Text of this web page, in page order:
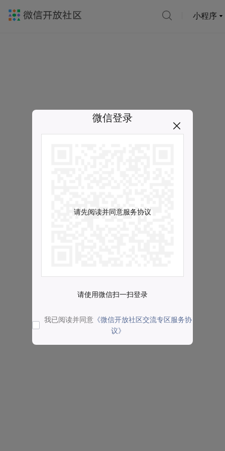
小程序
微信登录
请先阅读并同意服务协议
请使用微信扫一扫登录
我已阅读并同意 《微信开放社区交流专区服务协
议》